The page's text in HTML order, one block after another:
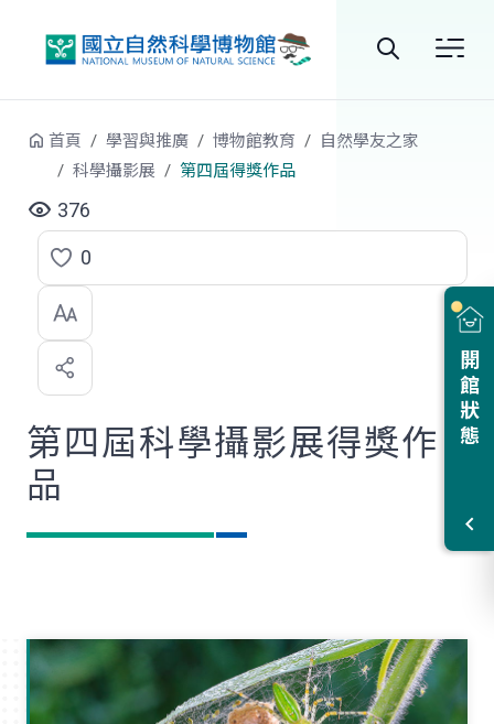
站
開館狀態
首頁 學習與推廣 博物館教育
自然學友之家
科學攝影展
第四屆得獎作品
376
點
選
喜
歡
0
第四屆科學攝影展得獎作
品